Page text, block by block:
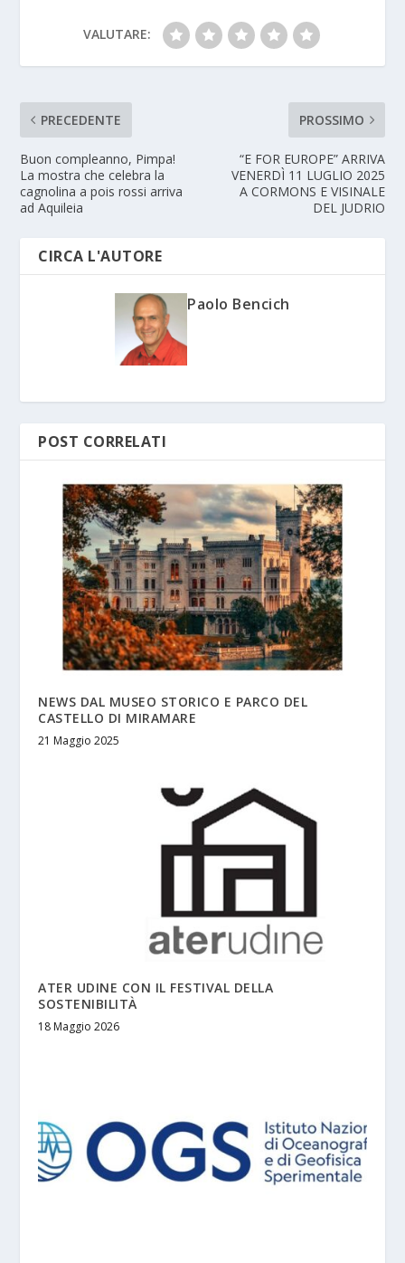
VALUTARE:
PRECEDENTE
Buon compleanno, Pimpa!
La mostra che celebra la
cagnolina a pois rossi arriva
ad Aquileia
PROSSIMO
“E FOR EUROPE” ARRIVA
VENERDÌ 11 LUGLIO 2025
A CORMONS E VISINALE
DEL JUDRIO
CIRCA L'AUTORE
Paolo Bencich
POST CORRELATI
NEWS DAL MUSEO STORICO E PARCO DEL
CASTELLO DI MIRAMARE
21 Maggio 2025
ATER UDINE CON IL FESTIVAL DELLA
SOSTENIBILITÀ
18 Maggio 2026